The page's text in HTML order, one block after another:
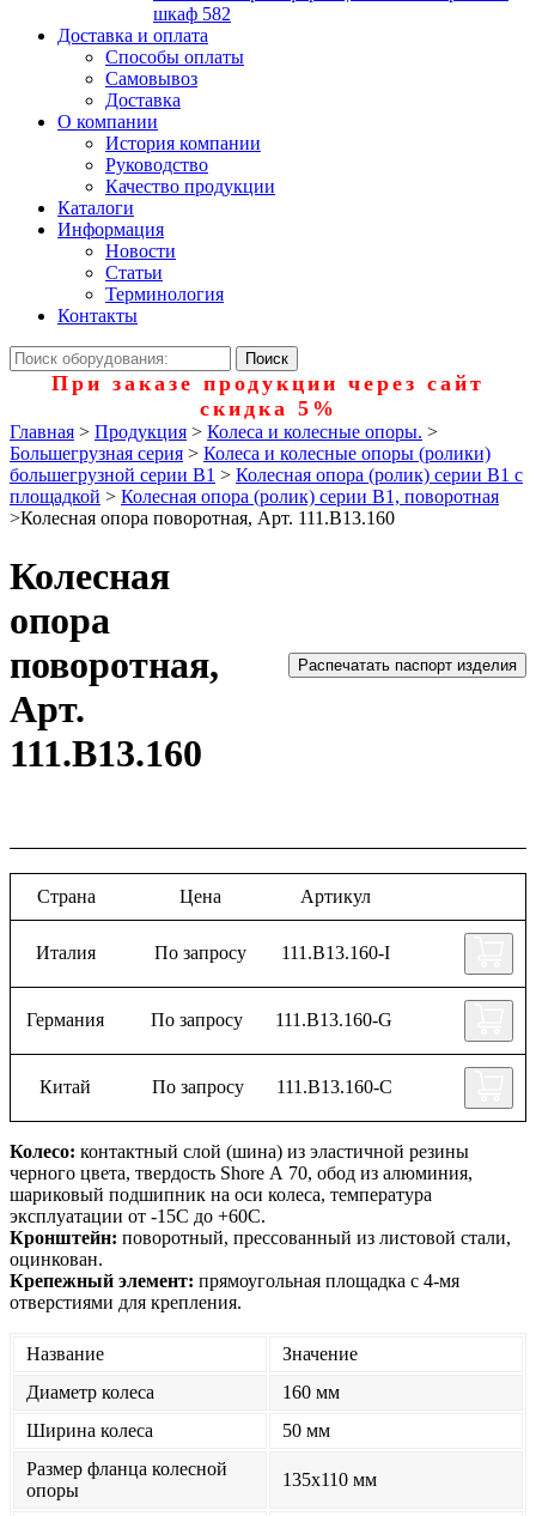
шкаф 582
Доставка и оплата
Способы оплаты
Самовывоз
Доставка
О компании
История компании
Руководство
Качество продукции
Каталоги
Информация
Новости
Статьи
Терминология
Контакты
При заказе продукции через сайт
скидка 5%
Главная > Продукция > Колеса и колесные опоры. >
Большегрузная серия > Колеса и колесные опоры (ролики)
большегрузной серии В1 > Колесная опора (ролик) серии B1 с
площадкой > Колесная опора (ролик) серии B1, поворотная
>Колесная опора поворотная, Арт. 111.B13.160
Колесная
опора
поворотная,
Арт.
111.B13.160
Распечатать паспорт изделия
Колесо: контактный слой (шина) из эластичной резины
черного цвета, твердость Shore А 70, обод из алюминия,
шариковый подшипник на оси колеса, температура
эксплуатации от -15С до +60С.
Кронштейн: поворотный, прессованный из листовой стали,
оцинкован.
Крепежный элемент: прямоугольная площадка с 4-мя
отверстиями для крепления.
Название
Значение
Диаметр колеса
160 мм
Ширина колеса
50 мм
Размер фланца колесной
опоры
135x110 мм
Страна Цена Артикул
Италия По запросу 111.B13.160-I
Германия По запросу 111.B13.160-G
Китай По запросу 111.B13.160-C